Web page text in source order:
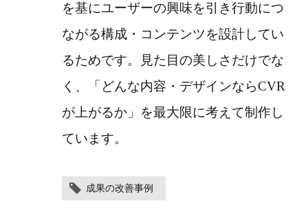
を基にユーザーの興味を引き行動につ
ながる構成・コンテンツを設計してい
るためです。見た目の美しさだけでな
く、「どんな内容・デザインならCVR
が上がるか」を最大限に考えて制作し
ています。
成果の改善事例